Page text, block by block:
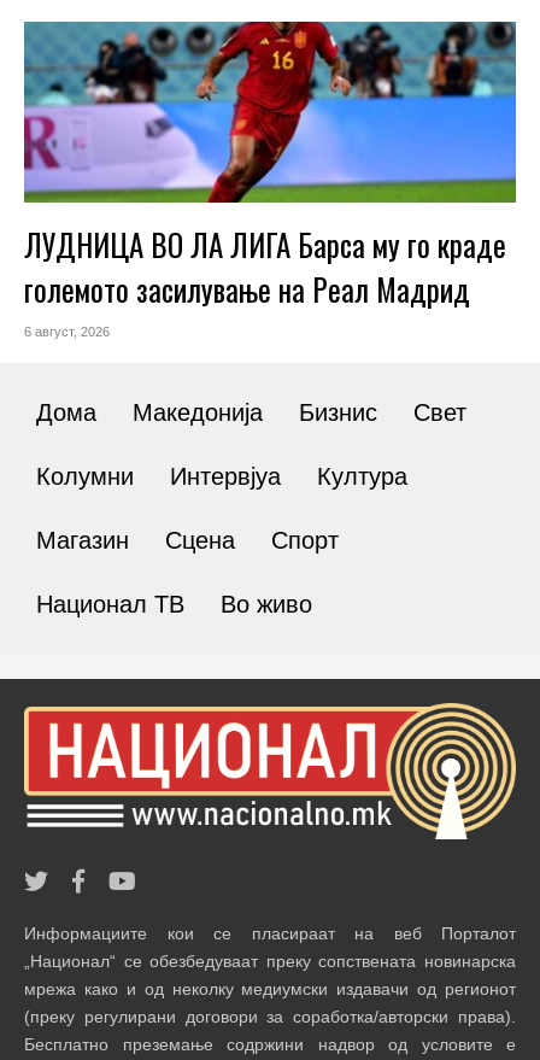
ЛУДНИЦА ВО ЛА ЛИГА Барса му го краде
големото засилување на Реал Мадрид
6 август, 2026
Дома Македонија Бизнис Свет
Колумни Интервјуа Култура
Магазин Сцена Спорт
Национал ТВ Во живо
Информациите кои се пласираат на веб Порталот
„Национал“ се обезбедуваат преку сопствената новинарска
мрежа како и од неколку медиумски издавачи од регионот
(преку регулирани договори за соработка/авторски права).
Бесплатно преземање содржини надвор од условите е